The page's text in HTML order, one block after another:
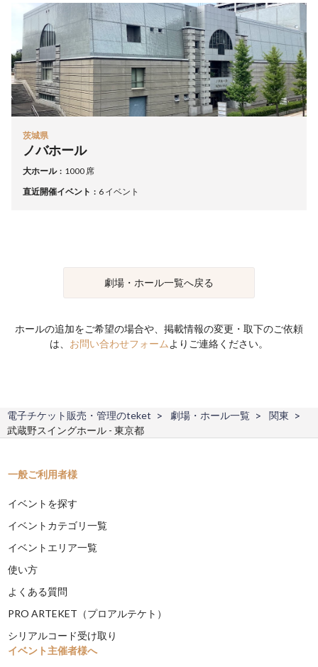
茨城県
ノバホール
大ホール
1000 席
直近開催イベント
6 イベント
劇場・ホール一覧へ戻る
ホールの追加をご希望の場合や、掲載情報の変更・取下のご依頼
は、 お問い合わせフォーム よりご連絡ください。
電子チケット販売・管理のteket 劇場・ホール一覧
関東
武蔵野スイングホール - 東京都
一般ご利用者様
イベントを探す
イベントカテゴリ一覧
イベントエリア一覧
使い方
よくある質問
PRO ARTEKET（プロアルテケト）
シリアルコード受け取り
イベント主催者様へ